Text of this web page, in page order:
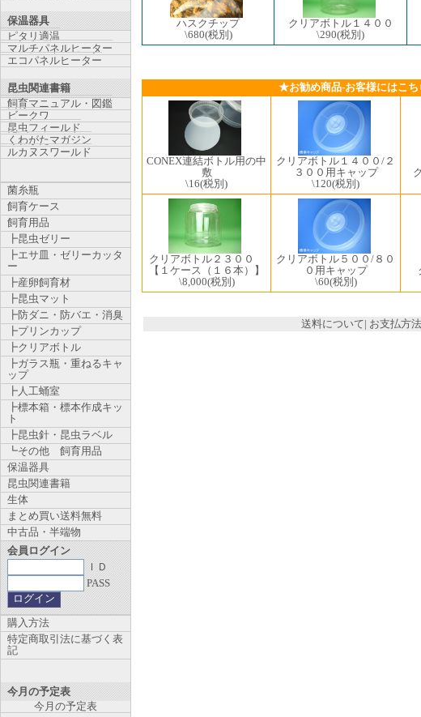
ハスクチップ
\680(税別)
クリアボトル１４００
\290(税別)
★お勧め商品-お客様にはこ
CONEX連結ボトル用の中
敷
\16(税別)
クリアボトル１４００/２
３００用キャップ
\120(税別)
クリアボトル２３００
【１ケース（１６本）】
\8,000(税別)
クリアボトル５００/８０
０用キャップ
\60(税別)
送料について| お支払方法
保温器具
ピタリ適温
マルチパネルヒーター
エコパネルヒーター
昆虫関連書籍
飼育マニュアル・図鑑
ビークワ
昆虫フィールド
くわがたマガジン
ルカヌスワールド
菌糸瓶
飼育ケース
飼育用品
┣昆虫ゼリー
┣エサ皿・ゼリーカッタ
ー
┣産卵飼育材
┣昆虫マット
┣防ダニ・防バエ・消臭
┣プリンカップ
┣クリアボトル
┣ガラス瓶・重ねるキャ
ップ
┣人工蛹室
┣標本箱・標本作成キッ
ト
┣昆虫針・昆虫ラベル
┗その他 飼育用品
保温器具
昆虫関連書籍
生体
まとめ買い送料無料
中古品・半端物
会員ログイン
ＩＤ
PASS
購入方法
特定商取引法に基づく表
記
今月の予定表
今月の予定表